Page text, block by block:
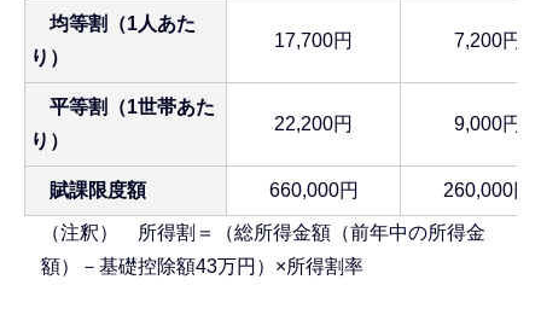
均等割（1人あた
り）
17,700円 7,200円
平等割（1世帯あた
り）
22,200円 9,000円
賦課限度額 660,000円 260,000円
（注釈） 所得割＝（総所得金額（前年中の所得金
額）－基礎控除額43万円）×所得割率